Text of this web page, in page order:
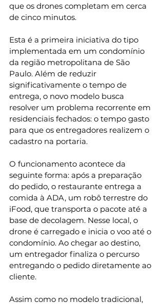
que os drones completam em cerca
de cinco minutos.
Esta é a primeira iniciativa do tipo
implementada em um condomínio
da região metropolitana de São
Paulo. Além de reduzir
significativamente o tempo de
entrega, o novo modelo busca
resolver um problema recorrente em
residenciais fechados: o tempo gasto
para que os entregadores realizem o
cadastro na portaria.
O funcionamento acontece da
seguinte forma: após a preparação
do pedido, o restaurante entrega a
comida à ADA, um robô terrestre do
iFood, que transporta o pacote até a
base de decolagem. Nesse local, o
drone é carregado e inicia o voo até o
condomínio. Ao chegar ao destino,
um entregador finaliza o percurso
entregando o pedido diretamente ao
cliente.
Assim como no modelo tradicional,